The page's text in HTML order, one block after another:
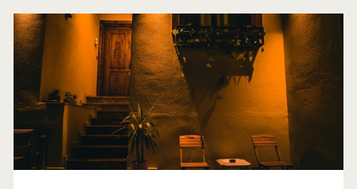
Schlagwort:
<span>Lichtplanung</